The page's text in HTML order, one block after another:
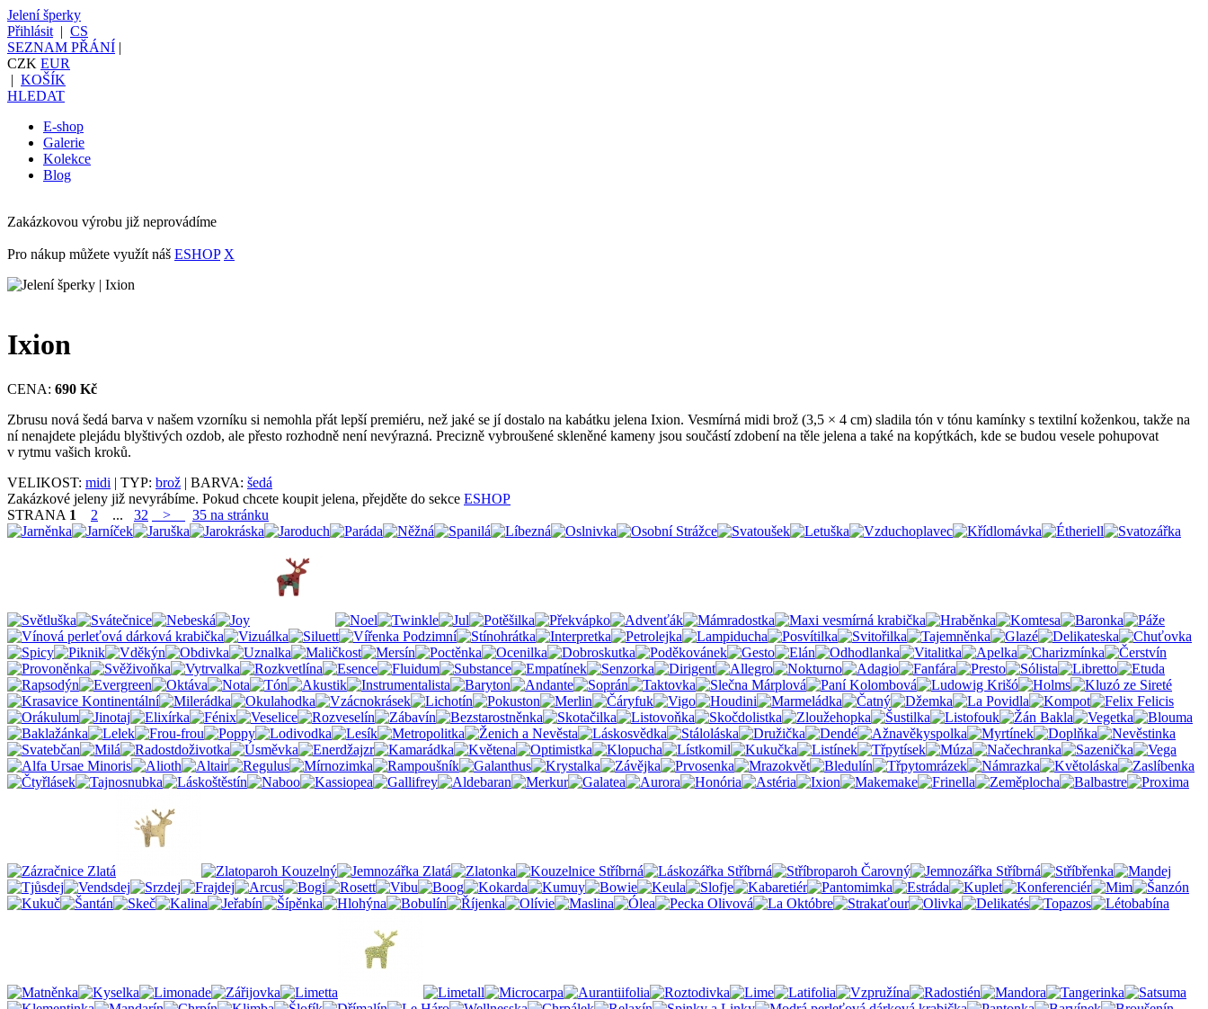
Jelení šperky
Přihlásit | CS
SEZNAM PŘÁNÍ |
CZK EUR
| KOŠÍK
HLEDAT
E-shop
Galerie
Kolekce
Blog
Zakázkovou výrobu již neprovádíme
Pro nákup můžete využít náš ESHOP X
Ixion
CENA: 690 Kč
Zbrusu nová šedá barva v našem vzorníku si nemohla přát lepší premiéru, než jaké se jí dostalo na kabátku jelena Ixion. Vesmírná midi brož (3,5 × 4 cm) sladila tón v tónu kamínky s textilní koženkou, takže na
ní nenajdete plejádu blyštivých ozdob, ale přesto rozhodně není nevýrazná. Precizně vybroušené skleněné kameny jsou součástí zdobení na těle jelena a také na kopýtkách, kde se budou vesele pohupovat
v rytmu vašich kroků.
VELIKOST: midi | TYP: brož | BARVA: šedá
Zakázkové jeleny již nevyrábíme. Pokud chcete koupit jelena, přejděte do sekce ESHOP
STRANA 1 2 ... 32 > 35 na stránku